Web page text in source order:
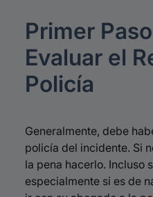
Primer
Evaluar el
Policía
Generalmente, debe
policía del incidente. Si
la pena hacerlo. Incluso
especialmente si es de